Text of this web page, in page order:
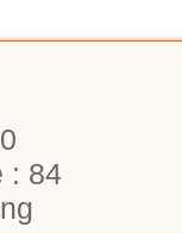
: 84